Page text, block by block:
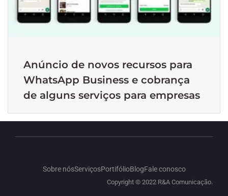
Anúncio de novos recursos para
WhatsApp Business e cobrança
de alguns serviços para empresas
Sobre nósServiçosPortifólioBlogFale conosco
Copyright © 2022 R&A Comunicação.